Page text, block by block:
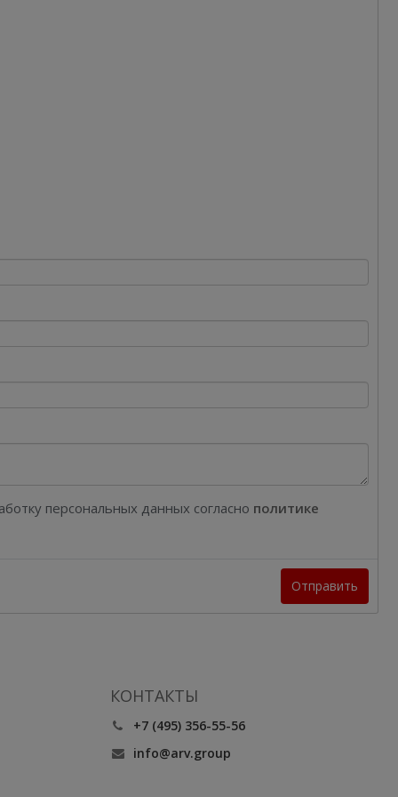
персональных данных согласно политике
Отправить
КОНТАКТЫ
+7 (495) 356-55-56
info@arv.group